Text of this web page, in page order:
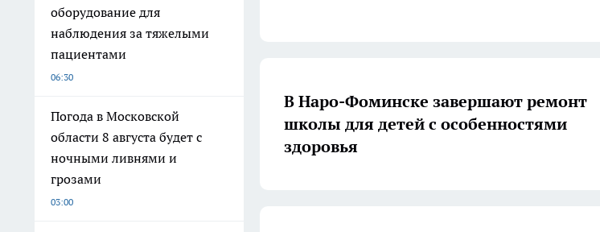
оборудование для
наблюдения за тяжелыми
пациентами
06:30
Погода в Московской
области 8 августа будет с
ночными ливнями и
грозами
03:00
В Наро-Фоминске завершают ремонт
школы для детей с особенностями
здоровья